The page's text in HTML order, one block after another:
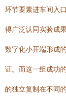
环节要素进车间入
得广泛认同实验成
数字化小开端形成
证。而这一组成功
的独立复制在不同